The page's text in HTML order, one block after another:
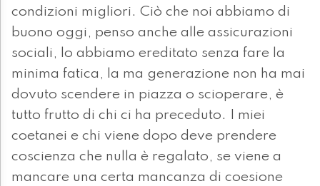
condizioni migliori. Ciò che noi abbiamo di
buono oggi, penso anche alle assicurazioni
sociali, lo abbiamo ereditato senza fare la
minima fatica, la ma generazione non ha mai
dovuto scendere in piazza o scioperare, è
tutto frutto di chi ci ha preceduto. I miei
coetanei e chi viene dopo deve prendere
coscienza che nulla è regalato, se viene a
mancare una certa mancanza di coesione